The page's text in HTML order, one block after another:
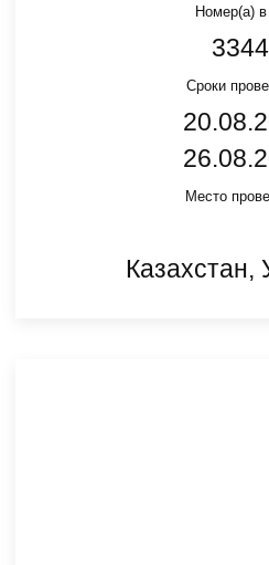
Номер(а)
Сроки
Место